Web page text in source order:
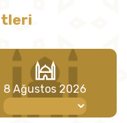
Öğle
8 Ağustos 2026